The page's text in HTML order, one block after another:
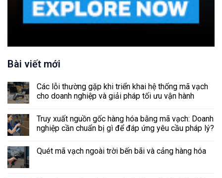
Bài viết mới
Các lỗi thường gặp khi triển khai hệ thống mã vạch
cho doanh nghiệp và giải pháp tối ưu vận hành
Truy xuất nguồn gốc hàng hóa bằng mã vạch: Doanh
nghiệp cần chuẩn bị gì để đáp ứng yêu cầu pháp lý?
Quét mã vạch ngoài trời bến bãi và cảng hàng hóa